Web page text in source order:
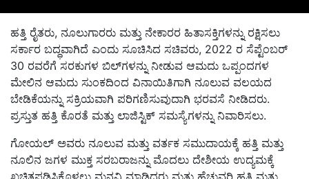
ಹತ್ತಿ ರೈತರು, ನೂಲುಗಾರರು ಮತ್ತು ನೇಕಾರರ ಹಿತಾಸಕ್ತಿಗಳನ್ನು ರಕ್ಷಿಸಲು
ಸರ್ಕಾರ ಬದ್ಧವಾಗಿದೆ ಎಂದು ಸೂಚಿಸಿದ ಸಚಿವರು, 2022 ರ ಸೆಪ್ಟೆಂಬರ್
30 ರವರೆಗೆ ಸರಕುಗಳ ಬಿಲ್‌ಗಳನ್ನು ನೀಡುವ ಆಮದು ಒಪ್ಪಂದಗಳ
ಮೇಲಿನ ಆಮದು ಸುಂಕದಿಂದ ವಿನಾಯಿತಿಗಾಗಿ ನೂಲುವ ವಲಯದ
ಬೇಡಿಕೆಯನ್ನು ಸಕ್ರಿಯವಾಗಿ ಪರಿಗಣಿಸುವುದಾಗಿ ಭರವಸೆ ನೀಡಿದರು.
ಪ್ರಸ್ತುತ ಹತ್ತಿ ಕೊರತೆ ಮತ್ತು ಲಾಜಿಸ್ಟಿಕ್ ಸಮಸ್ಯೆಗಳನ್ನು ನಿವಾರಿಸಲು.
ಗೋಯಲ್ ಅವರು ನೂಲುವ ಮತ್ತು ವರ್ತಕ ಸಮುದಾಯಕ್ಕೆ ಹತ್ತಿ ಮತ್ತು
ನೂಲಿನ ಜಗಳ ಮುಕ್ತ ಸರಬರಾಜನ್ನು ಮೊದಲು ದೇಶೀಯ ಉದ್ಯಮಕ್ಕೆ